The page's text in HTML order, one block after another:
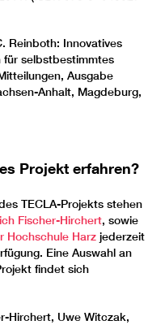
Reinboth: Innovatives
für selbstbestimmtes
Ausgabe
Anhalt, Magdeburg,
Projekt erfahren?
TECLA-Projekts stehen
Fischer-Hirchert, sowie
Hochschule Harz jederzeit
Eine Auswahl an
findet sich
Hirchert, Uwe Witczak,